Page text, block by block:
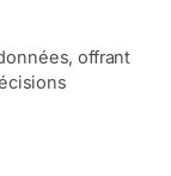
offrant